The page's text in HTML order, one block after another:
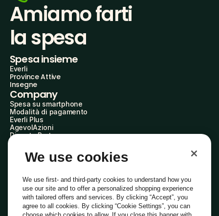
Amiamo farti
la spesa
Spesa insieme
Everli
Province Attive
Insegne
Company
Spesa su smartphone
Modalità di pagamento
Everli Plus
AgevolAzioni
Diventa Partner
Everli Shoppers
About Us
Everli News
Domande frequenti
Lavora con noi
Diventa Shopper
Investitori
We use cookies
We use first- and third-party cookies to understand how you
use our site and to offer a personalized shopping experience
with tailored offers and services. By clicking “Accept”, you
agree to all cookies. By clicking “Cookie Settings”, you can